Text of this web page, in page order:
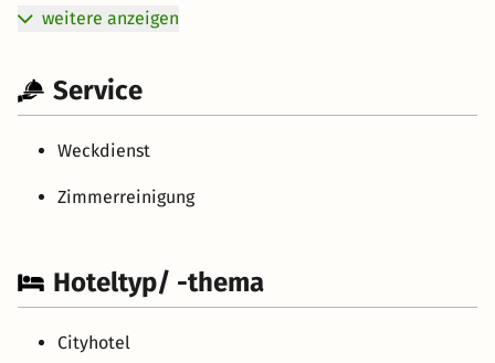
weitere anzeigen
Service
Weckdienst
Zimmerreinigung
Hoteltyp/ -thema
Cityhotel